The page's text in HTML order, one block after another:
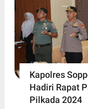
Kapolres
Hadiri Rapat
Pilkada 2024